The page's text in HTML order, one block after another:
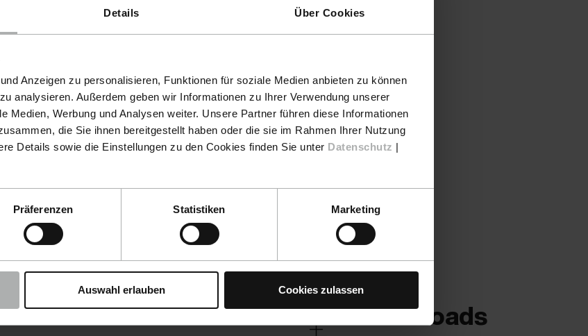
Details Über Cookies
Anzeigen zu personalisieren, Funktionen für soziale Medien anbieten zu können
analysieren. Außerdem geben wir Informationen zu Ihrer Verwendung unserer
Medien, Werbung und Analysen weiter. Unsere Partner führen diese Informationen
die Sie ihnen bereitgestellt haben oder die sie im Rahmen Ihrer Nutzung
Details sowie die Einstellungen zu den Cookies finden Sie unter Datenschutz |
Präferenzen Statistiken Marketing
Auswahl erlauben Cookies zulassen
Downloads